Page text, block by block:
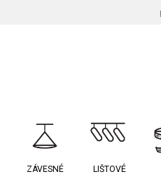
ZÁVESNÉ LIŠTOVÉ